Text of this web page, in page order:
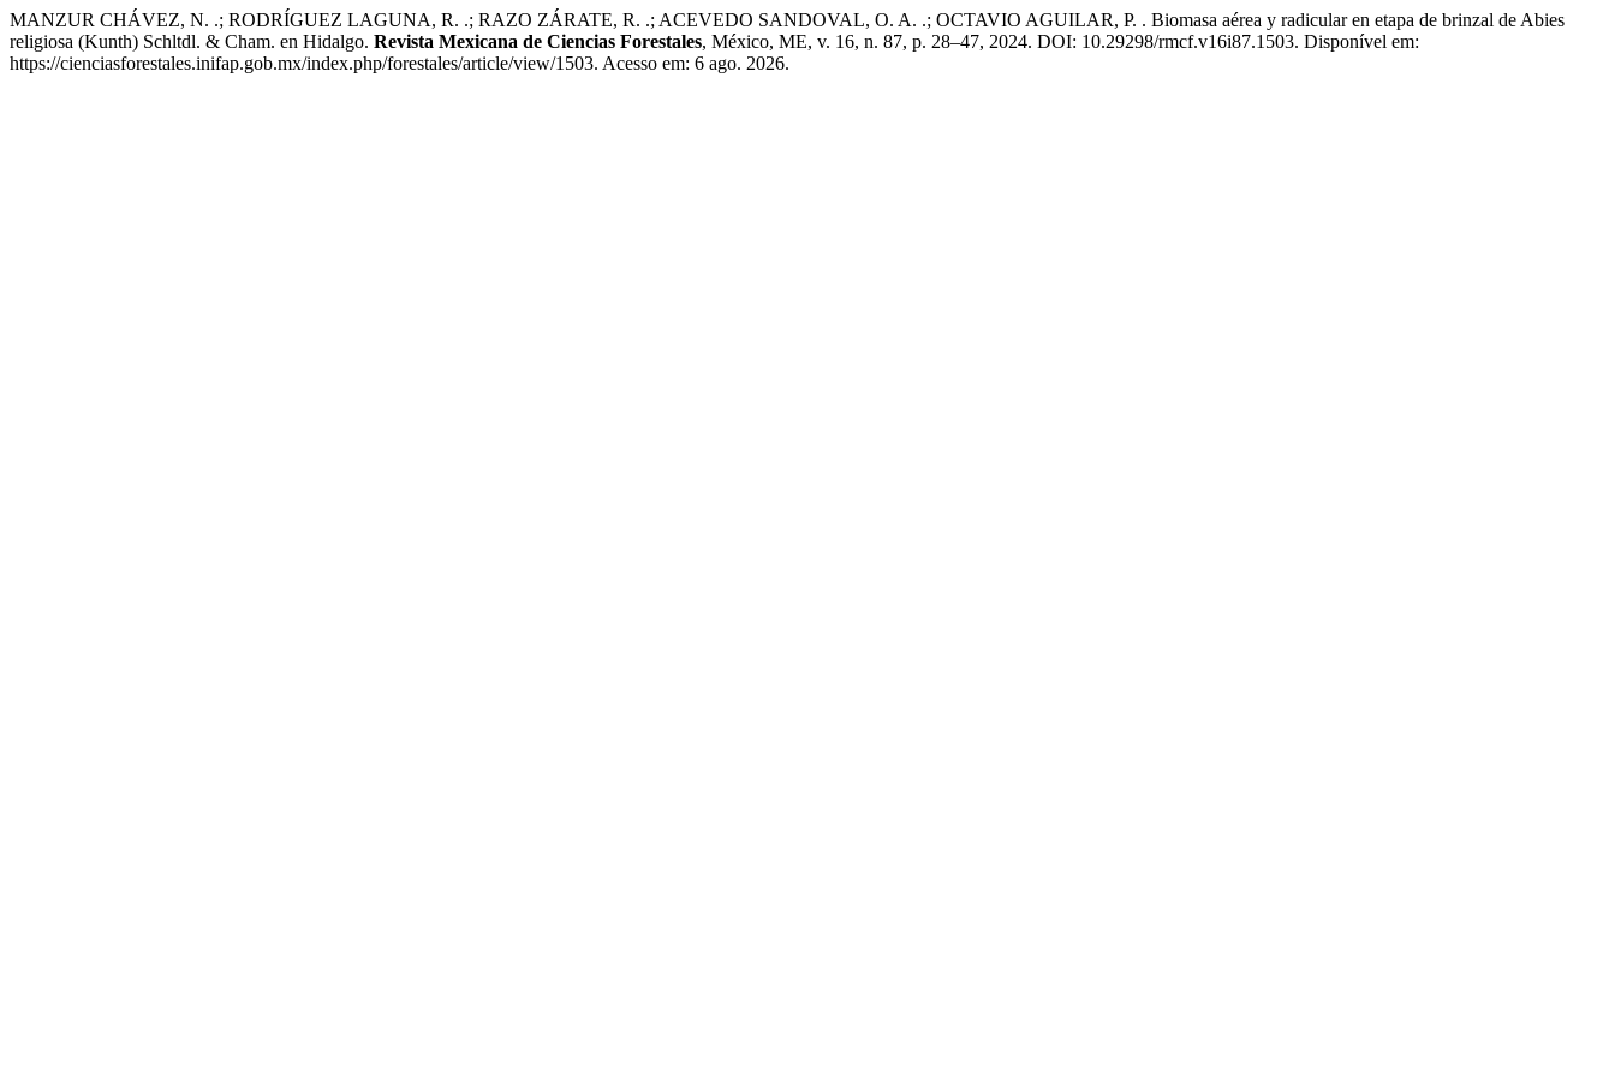
MANZUR CHÁVEZ, N. .; RODRÍGUEZ LAGUNA, R. .; RAZO ZÁRATE, R. .; ACEVEDO SANDOVAL, O. A. .; OCTAVIO AGUILAR, P. . Biomasa aérea y radicular en etapa de brinzal de Abies
religiosa (Kunth) Schltdl. & Cham. en Hidalgo. Revista Mexicana de Ciencias Forestales, México, ME, v. 16, n. 87, p. 28–47, 2024. DOI: 10.29298/rmcf.v16i87.1503. Disponível em:
https://cienciasforestales.inifap.gob.mx/index.php/forestales/article/view/1503. Acesso em: 6 ago. 2026.